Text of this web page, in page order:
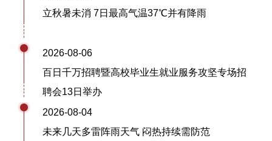
立秋暑未消 7日最高气温37℃并有降雨
2026-08-06
百日千万招聘暨高校毕业生就业服务攻坚专场招
聘会13日举办
2026-08-04
未来几天多雷阵雨天气 闷热持续需防范